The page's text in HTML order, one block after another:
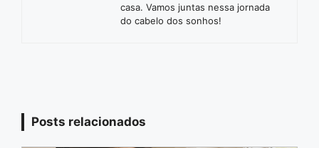
casa. Vamos juntas nessa jornada
do cabelo dos sonhos!
Posts relacionados